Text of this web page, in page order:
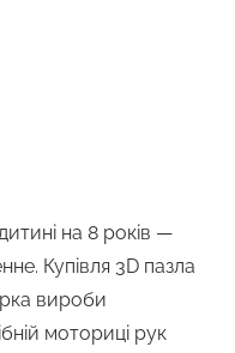
на 8 років —
Купівля 3D пазла
вироби
моториці рук